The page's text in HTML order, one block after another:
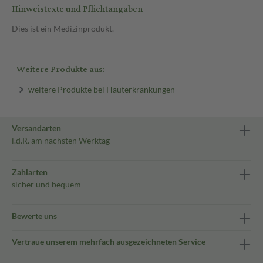
Hinweistexte und Pflichtangaben
Dies ist ein Medizinprodukt.
Weitere Produkte aus:
weitere Produkte bei Hauterkrankungen
Versandarten
i.d.R. am nächsten Werktag
Zahlarten
sicher und bequem
Bewerte uns
Vertraue unserem mehrfach ausgezeichneten Service